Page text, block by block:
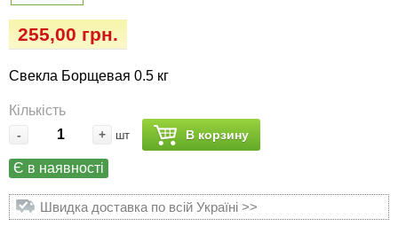
255,00 грн.
Свекла Борщевая 0.5 кг
Кількість
- + шт В корзину
Є в наявності
Швидка доставка по всій Україні >>
Семена перца
Семена пряных трав
Семена редиса
Удобрения «Сударушка», «Рязаночка»
100 г
Удобрения «Чистый лист» кристаллические
Удобрения «Чистый лист» в палочках
Опрыскиватели
Перчатки
Тенты